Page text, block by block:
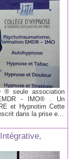
® seule association
- IMO® . Un
et Hypnotim Cette
dans la prise e...